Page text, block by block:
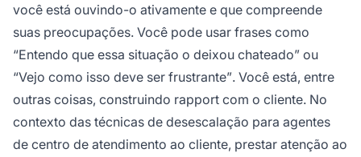
você está ouvindo-o ativamente e que compreende
suas preocupações. Você pode usar frases como
“Entendo que essa situação o deixou chateado” ou
“Vejo como isso deve ser frustrante”. Você está, entre
outras coisas, construindo rapport com o cliente. No
contexto das técnicas de desescalação para agentes
de centro de atendimento ao cliente, prestar atenção ao